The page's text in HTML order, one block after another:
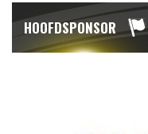
HOOFDSPONSOR